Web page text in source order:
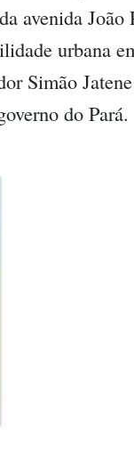
avenida João
urbana
Simão Jatene
do Pará.